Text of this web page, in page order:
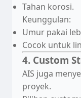
Tahan korosi.
Keunggulan:
Umur pakai
Cocok untuk
4. Custom
AIS juga
proyek.